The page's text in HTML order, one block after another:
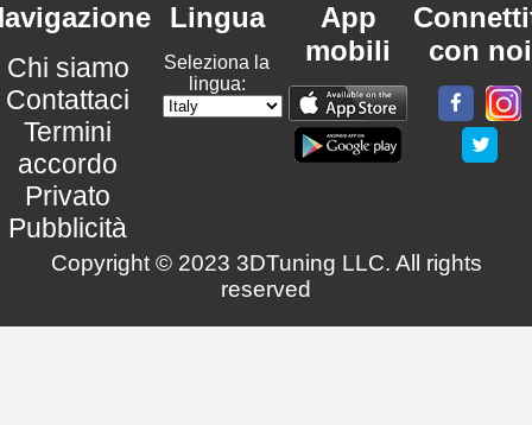
Chi siamo
Contattaci
Termini
accordo
Privato
Pubblicità
Lingua
Seleziona la
lingua:
App
mobili
con noi
Copyright © 2023 3DTuning LLC. All rights
reserved